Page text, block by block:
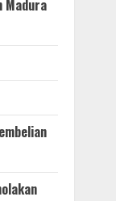
Madura